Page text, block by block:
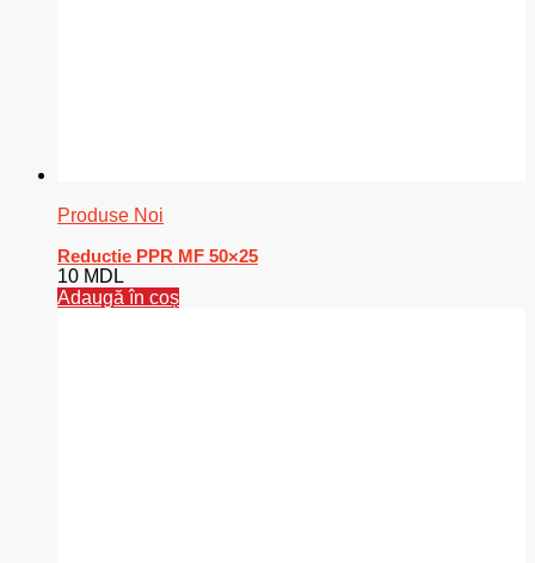
Produse Noi
Reductie PPR MF 50×25
10 MDL
Adaugă în coș